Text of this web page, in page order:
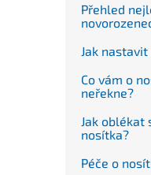
Přehled
Jak
Co vám o
neřekne?
Jak oblékat
nosítka?
Péče o